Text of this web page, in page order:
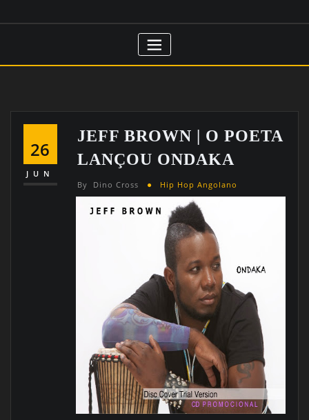
26
JUN
JEFF BROWN | O POETA
LANÇOU ONDAKA
By Dino Cross Hip Hop Angolano